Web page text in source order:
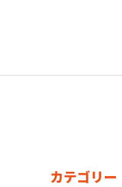
カテゴリー